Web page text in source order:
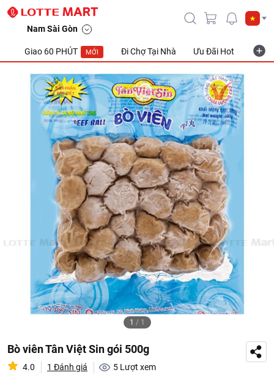
Nam Sài Gòn
Giao 60 PHÚT MỚI Đi Chợ Tại Nhà Ưu Đãi Hot
1 / 1
Bò viên Tân Việt Sin gói 500g
4.0 1 Đánh giá 5 Lượt xem